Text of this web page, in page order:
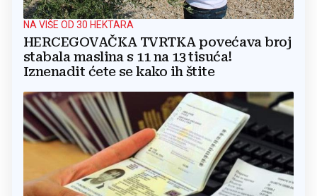
NA VIŠE OD 30 HEKTARA
HERCEGOVAČKA TVRTKA povećava broj
stabala maslina s 11 na 13 tisuća!
Iznenadit ćete se kako ih štite